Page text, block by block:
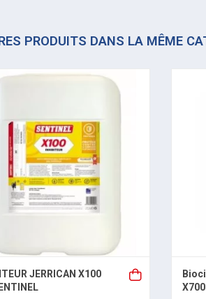
PRODUITS DANS LA MÊME
JERRICAN X100